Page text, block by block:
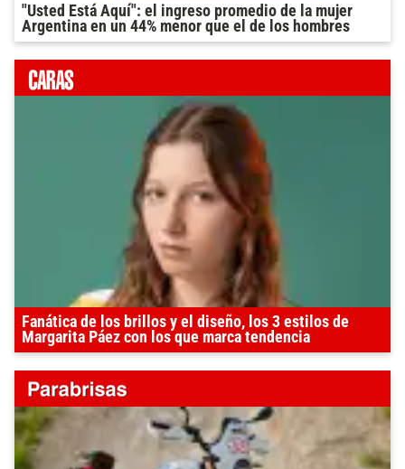
"Usted Está Aquí": el ingreso promedio de la mujer
Argentina en un 44% menor que el de los hombres
Fanática de los brillos y el diseño, los 3 estilos de
Margarita Páez con los que marca tendencia